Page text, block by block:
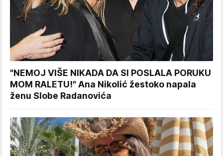
"NEMOJ VIŠE NIKADA DA SI POSLALA PORUKU
MOM RALETU!" Ana Nikolić žestoko napala
ženu Slobe Radanovića